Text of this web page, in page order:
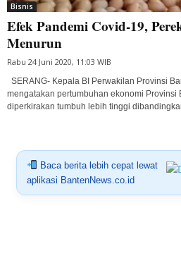
Bisnis
Efek Pandemi Covid-19,
Menurun
Rabu 24 Juni 2020, 11:03 WIB
SERANG- Kepala BI Perwakilan Provinsi
mengatakan pertumbuhan ekonomi Provinsi
diperkirakan tumbuh lebih tinggi
Baca berita lebih cepat lewat
aplikasi BantenNews.co.id